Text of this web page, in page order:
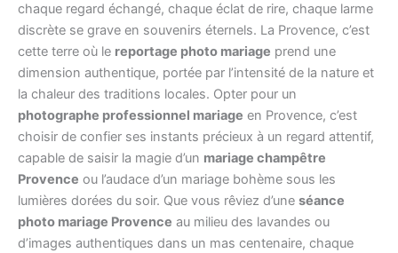
chaque regard échangé, chaque éclat de rire, chaque larme
discrète se grave en souvenirs éternels. La Provence, c’est
cette terre où le reportage photo mariage prend une
dimension authentique, portée par l’intensité de la nature et
la chaleur des traditions locales. Opter pour un
photographe professionnel mariage en Provence, c’est
choisir de confier ses instants précieux à un regard attentif,
capable de saisir la magie d’un mariage champêtre
Provence ou l’audace d’un mariage bohème sous les
lumières dorées du soir. Que vous rêviez d’une séance
photo mariage Provence au milieu des lavandes ou
d’images authentiques dans un mas centenaire, chaque